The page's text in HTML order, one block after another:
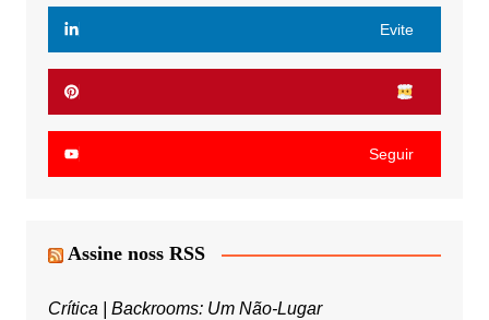
Evite
Seguir
Assine noss RSS
Crítica | Backrooms: Um Não-Lugar